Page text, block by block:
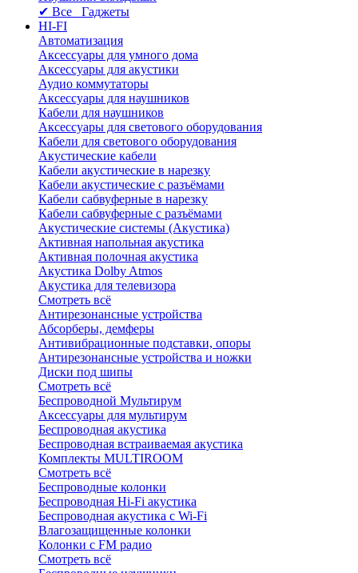
✔ Все Гаджеты
HI-FI
Автоматизация
Аксессуары для умного дома
Аксессуары для акустики
Аудио коммутаторы
Аксессуары для наушников
Кабели для наушников
Аксессуары для светового оборудования
Кабели для светового оборудования
Акустические кабели
Кабели акустические в нарезку
Кабели акустические с разъёмами
Кабели сабвуферные в нарезку
Кабели сабвуферные с разъёмами
Акустические системы (Акустика)
Активная напольная акустика
Активная полочная акустика
Акустика Dolby Atmos
Акустика для телевизора
Смотреть всё
Антирезонансные устройства
Абсорберы, демферы
Антивибрационные подставки, опоры
Антирезонансные устройства и ножки
Диски под шипы
Смотреть всё
Беспроводной Мультирум
Аксессуары для мультирум
Беспроводная акустика
Беспроводная встраиваемая акустика
Комплекты MULTIROOM
Смотреть всё
Беспроводные колонки
Беспроводная Hi-Fi акустика
Беспроводная акустика с Wi-Fi
Влагозащищенные колонки
Колонки с FM радио
Смотреть всё